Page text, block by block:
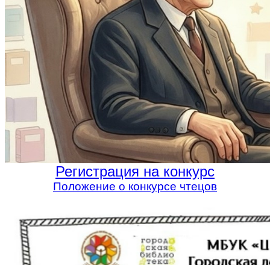
Регистрация на конкурс
Положение о конкурсе чтецов